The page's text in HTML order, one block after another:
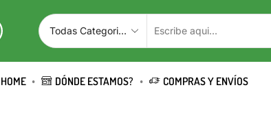
HOME DÓNDE ESTAMOS? COMPRAS Y ENVÍOS